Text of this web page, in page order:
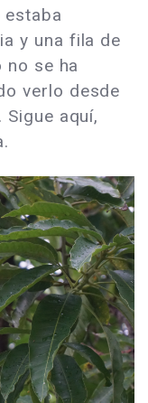
y una fila de
no se ha
verlo desde
aquí,